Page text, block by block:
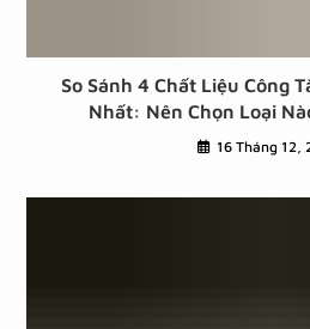
So Sánh 4 Chất Liệu Công
Nhất: Nên Chọn Loại
16 Tháng 12,